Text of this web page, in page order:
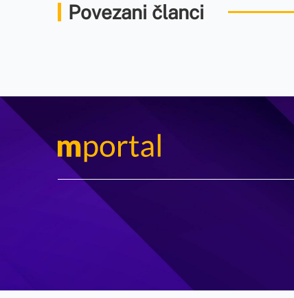
Povezani članci